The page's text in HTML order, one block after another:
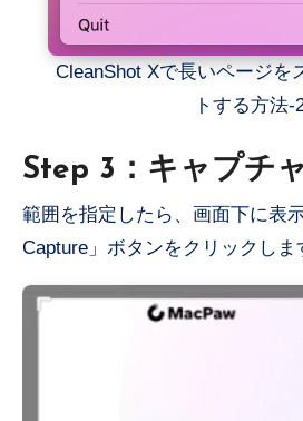
CleanShot Xで長いページを
トする方法-
Step 3：キャプチ
範囲を指定したら、画面下に表
Capture」ボタンをクリックしま